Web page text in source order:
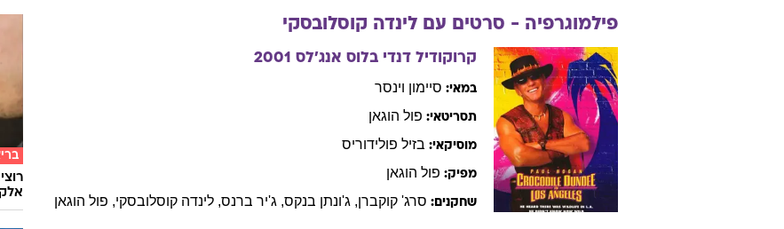
פילמוגרפיה - סרטים עם לינדה קוסלובסקי
קרוקודיל דנדי בלוס אנג'לס 2001
במאי: סיימון וינסר
תסריטאי: פול הוגאן
מוסיקאי: בזיל פולידוריס
מפיק: פול הוגאן
שחקנים: סרג' קוקברן, ג'ונתן בנקס, ג'יר ברנס, לינדה קוסלובסקי, פול הוגאן